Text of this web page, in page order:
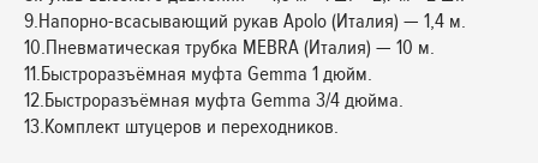
9.Напорно-всасывающий рукав Apolo (Италия) — 1,4 м.
10.Пневматическая трубка MEBRA (Италия) — 10 м.
11.Быстроразъёмная муфта Gemma 1 дюйм.
12.Быстроразъёмная муфта Gemma 3/4 дюйма.
13.Комплект штуцеров и переходников.